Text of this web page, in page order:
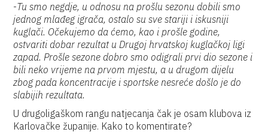
-Tu smo negdje, u odnosu na prošlu sezonu dobili smo
jednog mlađeg igrača, ostalo su sve stariji i iskusniji
kuglači. Očekujemo da ćemo, kao i prošle godine,
ostvariti dobar rezultat u Drugoj hrvatskoj kuglačkoj ligi
zapad. Prošle sezone dobro smo odigrali prvi dio sezone i
bili neko vrijeme na prvom mjestu, a u drugom dijelu
zbog pada koncentracije i sportske nesreće došlo je do
slabijih rezultata.
U drugoligaškom rangu natjecanja čak je osam klubova iz
Karlovačke županije. Kako to komentirate?